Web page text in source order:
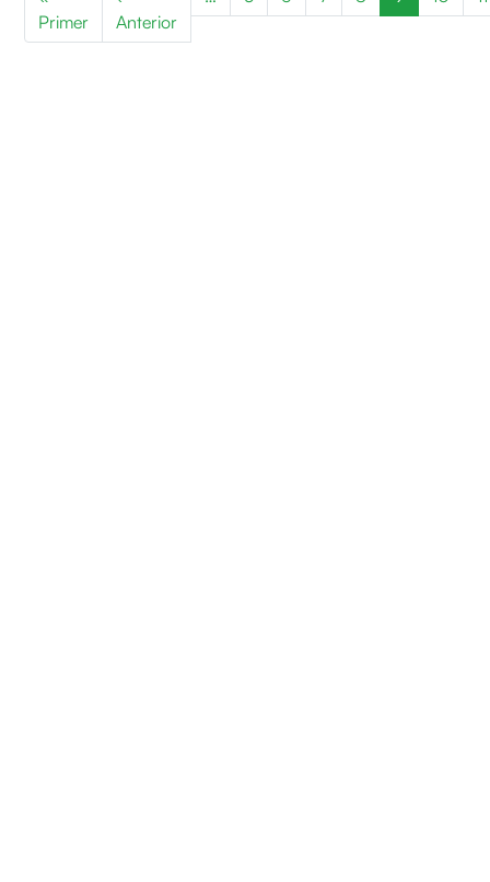
PrimerPrimera pàgina
AnteriorPàgina anterior